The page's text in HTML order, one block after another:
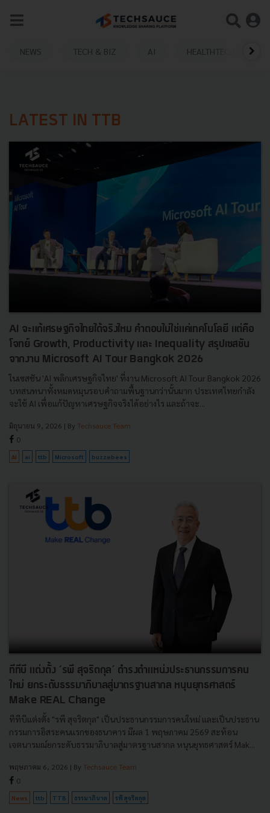
NEWS TECH & BIZ AI HEALTHTECH
LATEST IN TTB
AI จะแก้เศรษฐกิจไทยได้จริงไหม คำตอบไม่ใช่แค่เทคโนโลยี แต่คือ
โจทย์ Growth, Productivity และ Inequality สรุปเซสชัน
จากงาน Microsoft AI Tour Bangkok 2026
ในเซสชัน 'AI พลิกเศรษฐกิจไทย' ที่งาน Microsoft AI Tour Bangkok 2026
บทสนทนาทั้งหมดหมุนรอบคำถามพื้นฐานกว่านั้นมาก ประเทศไทยกำลัง
จะใช้ AI เพื่อแก้ปัญหาเศรษฐกิจจริงได้อย่างไร และถ้าจะ...
มิถุนายน 9, 2026 | By Techsauce Team
0
AI ai ttb Microsoft buzzebees
ทีทีบี แต่งตั้ง ‘รพี สุจริตกุล’ ดำรงตำแหน่งประธานกรรมการคน
ใหม่ ยกระดับธรรมาภิบาลสู่มาตรฐานสากล หนุนยุทธศาสตร์
Make REAL Change
ทีทีบีแต่งตั้ง "รพี สุจริตกุล" เป็นประธานกรรมการคนใหม่ และเป็นประธาน
กรรมการอิสระคนแรกของธนาคาร มีผล 1 พฤษภาคม 2569 สะท้อน
เจตนารมณ์ยกระดับธรรมาภิบาลสู่มาตรฐานสากล หนุนยุทธศาสตร์ Mak...
พฤษภาคม 6, 2026 | By Techsauce Team
0
News ttb TTB ธรรมาภิบาล รพี สุจริตกุล